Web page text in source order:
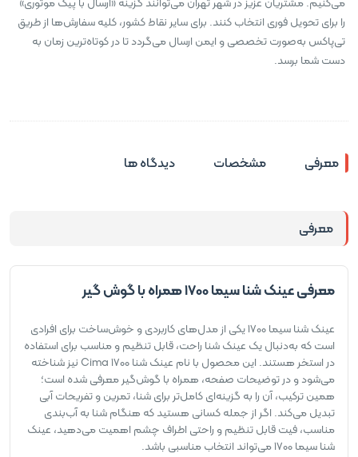
را برای تحویل فوری انتخاب کنند. برای سایر نقاط کشور، کلیه سفارش‌ها از طریق
تی‌پاکس به‌صورت تخصصی و ایمن ارسال می‌گردد تا در کوتاه‌ترین زمان به
دست شما برسد.
معرفی مشخصات دیدگاه ها
معرفی
معرفی عینک شنا سیما 1700 همراه با گوش گیر
عینک شنا سیما 1700 یکی از مدل‌های کاربردی و خوش‌ساخت برای افرادی
است که به‌دنبال یک عینک شنا راحت، قابل تنظیم و مناسب برای استفاده
در استخر هستند. این محصول با نام عینک شنا Cima 1700 نیز شناخته
می‌شود و در توضیحات صفحه، همراه با گوش‌گیر معرفی شده است؛
همین ترکیب، آن را به گزینه‌ای کامل‌تر برای شنا، تمرین و تفریحات آبی
تبدیل می‌کند. اگر از جمله کسانی هستید که هنگام شنا به آب‌بندی
مناسب، فیت قابل تنظیم و راحتی اطراف چشم اهمیت می‌دهید، عینک
شنا سیما 1700 می‌تواند انتخاب مناسبی باشد.